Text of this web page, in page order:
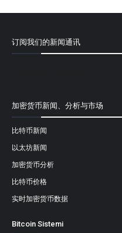
订阅我们的新闻通讯
加密货币新闻、分析与市场
比特币新闻
以太坊新闻
加密货币分析
比特币价格
实时加密货币数据
Bitcoin Sistemi